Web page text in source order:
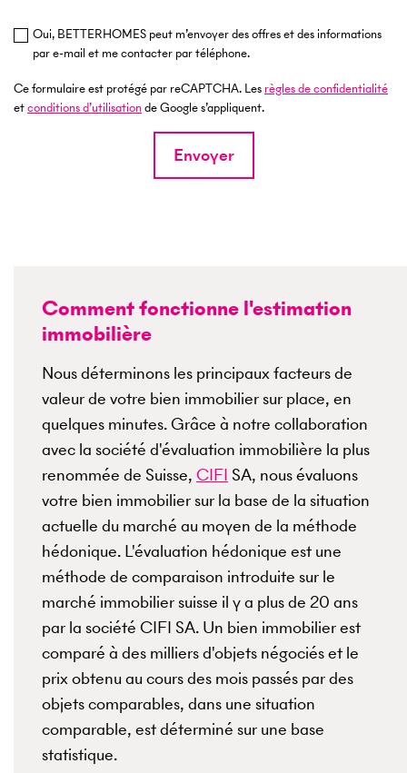
Oui, BETTERHOMES peut m’envoyer des offres et des informations
par e-mail et me contacter par téléphone.
Ce formulaire est protégé par reCAPTCHA. Les règles de confidentialité
etconditions d’utilisationde Google s’appliquent.
Envoyer
Comment fonctionne l'estimation
immobilière
Nous déterminons les principaux facteurs de
valeur de votre bien immobilier sur place, en
quelques minutes. Grâce à notre collaboration
avec la société d'évaluation immobilière la plus
renommée de Suisse, CIFI SA, nous évaluons
votre bien immobilier sur la base de la situation
actuelle du marché au moyen de la méthode
hédonique. L'évaluation hédonique est une
méthode de comparaison introduite sur le
marché immobilier suisse il y a plus de 20 ans
par la société CIFI SA. Un bien immobilier est
comparé à des milliers d'objets négociés et le
prix obtenu au cours des mois passés par des
objets comparables, dans une situation
comparable, est déterminé sur une base
statistique.